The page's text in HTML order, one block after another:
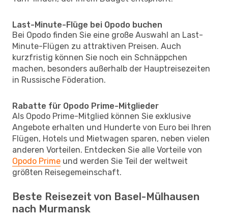
Last-Minute-Flüge bei Opodo buchen
Bei Opodo finden Sie eine große Auswahl an Last-
Minute-Flügen zu attraktiven Preisen. Auch
kurzfristig können Sie noch ein Schnäppchen
machen, besonders außerhalb der Hauptreisezeiten
in Russische Föderation.
Rabatte für Opodo Prime-Mitglieder
Als Opodo Prime-Mitglied können Sie exklusive
Angebote erhalten und Hunderte von Euro bei Ihren
Flügen, Hotels und Mietwagen sparen, neben vielen
anderen Vorteilen. Entdecken Sie alle Vorteile von
Opodo Prime und werden Sie Teil der weltweit
größten Reisegemeinschaft.
Beste Reisezeit von Basel-Mülhausen
nach Murmansk